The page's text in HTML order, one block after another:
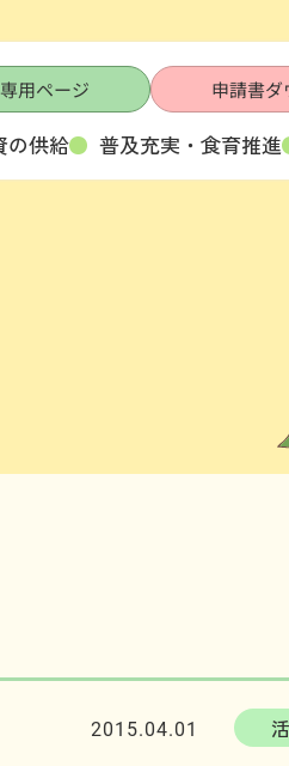
の供給 普及充実・食育推進
用ページ 申請書ダ
2015.04.01